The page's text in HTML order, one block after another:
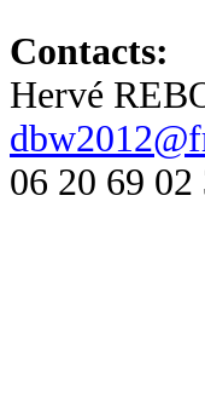
Contacts:
Hervé
06 20 69 02